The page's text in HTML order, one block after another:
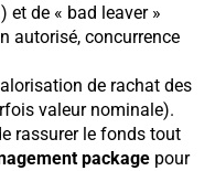
et de « bad leaver »
autorisé, concurrence
de rachat des
valeur nominale).
rassurer le fonds tout
package pour